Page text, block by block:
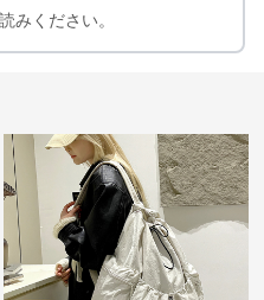
みください。